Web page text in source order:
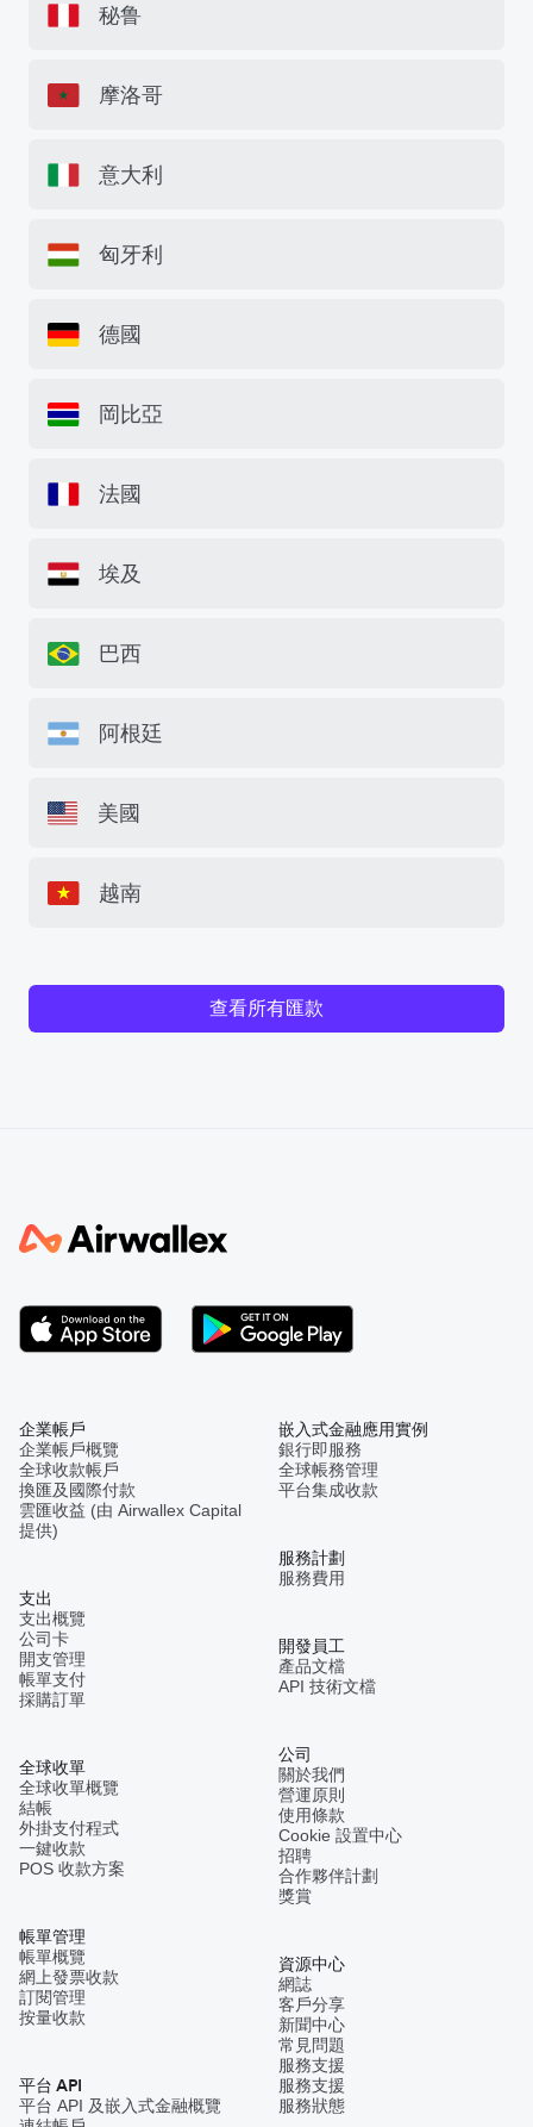
秘鲁
摩洛哥
意大利
匈牙利
德國
岡比亞
法國
埃及
巴西
阿根廷
美國
越南
查看所有匯款
企業帳戶
企業帳戶概覽
全球收款帳戶
換匯及國際付款
雲匯收益 (由 Airwallex Capital
提供)
支出
支出概覽
公司卡
開支管理
帳單支付
採購訂單
全球收單
全球收單概覽
結帳
外掛支付程式
一鍵收款
POS 收款方案
帳單管理
帳單概覽
網上發票收款
訂閱管理
按量收款
平台 API
平台 API 及嵌入式金融概覽
嵌入式金融應用實例
銀行即服務
全球帳務管理
平台集成收款
服務計劃
服務費用
開發員工
產品文檔
API 技術文檔
公司
關於我們
營運原則
使用條款
Cookie 設置中心
招聘
合作夥伴計劃
獎賞
資源中心
網誌
客戶分享
新聞中心
常見問題
服務支援
服務支援
服務狀態